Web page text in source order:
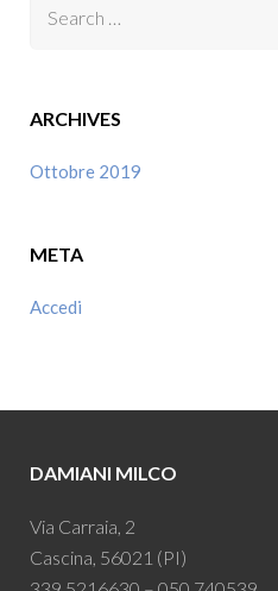
ARCHIVES
Ottobre 2019
META
Accedi
DAMIANI MILCO
Via Carraia, 2
Cascina, 56021 (PI)